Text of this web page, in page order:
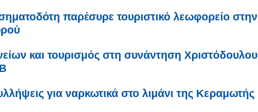
παρέσυρε τουριστικό λεωφορείο στην
και τουρισμός στη συνάντηση Χριστόδουλου
για ναρκωτικά στο λιμάνι της Κεραμωτής